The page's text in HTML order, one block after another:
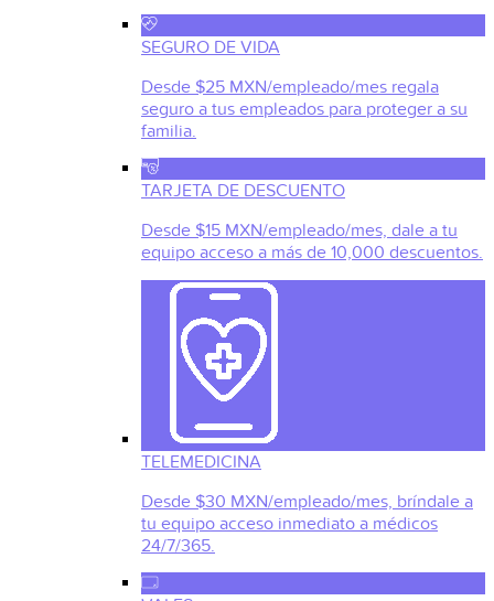
SEGURO DE VIDA
Desde $25 MXN/empleado/mes regala
seguro a tus empleados para proteger a su
familia.
TARJETA DE DESCUENTO
Desde $15 MXN/empleado/mes, dale a tu
equipo acceso a más de 10,000 descuentos.
TELEMEDICINA
Desde $30 MXN/empleado/mes, bríndale a
tu equipo acceso inmediato a médicos
24/7/365.